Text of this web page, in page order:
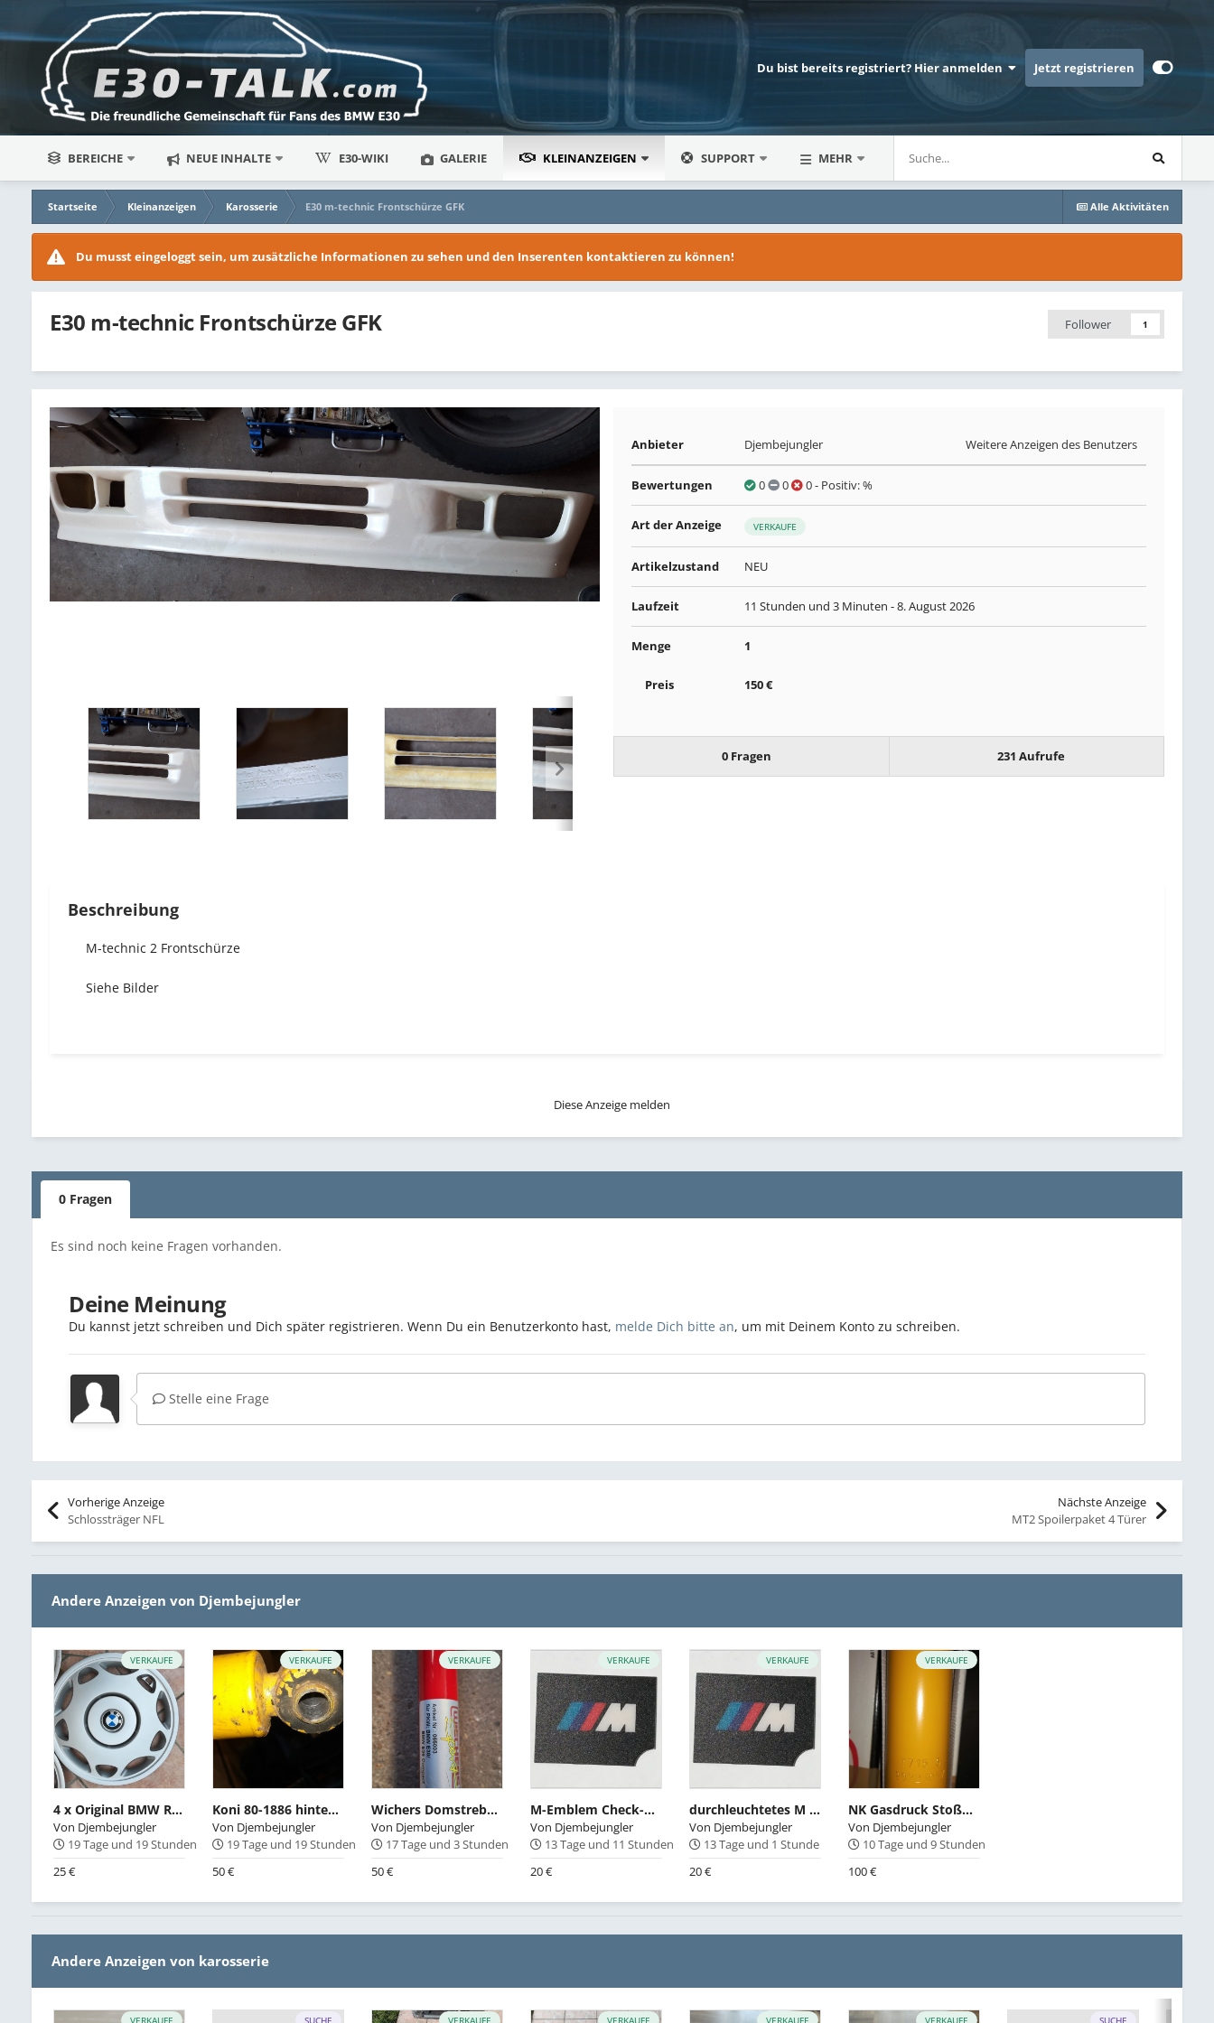
Du bist bereits registriert? Hier anmelden Jetzt registrieren
BEREICHE NEUE INHALTE E30-WIKI GALERIE KLEINANZEIGEN SUPPORT MEHR
Alle Aktivitäten
Startseite Kleinanzeigen Karosserie E30 m-technic Frontschürze GFK
Du musst eingeloggt sein, um zusätzliche Informationen zu sehen und den Inserenten kontaktieren zu können!
Follower 1
E30 m-technic Frontschürze GFK
Anbieter Djembejungler Weitere Anzeigen des Benutzers
Bewertungen 0 0 0- Positiv: %
Art der Anzeige VERKAUFE
Artikelzustand NEU
Laufzeit 11 Stunden und 3 Minuten -8. August 2026
Menge 1
Preis 150 €
0 Fragen 231 Aufrufe
Beschreibung
M-technic 2 Frontschürze
Siehe Bilder
Diese Anzeige melden
0 Fragen
Es sind noch keine Fragen vorhanden.
Deine Meinung
Du kannst jetzt schreiben und Dich später registrieren. Wenn Du ein Benutzerkonto hast, melde Dich bitte an, um mit Deinem Konto zu schreiben.
Stelle eine Frage
Vorherige Anzeige
Schlossträger NFL
Nächste Anzeige
MT2 Spoilerpaket 4 Türer
Andere Anzeigen von Djembejungler
VERKAUFE
4 x Original BMW Radkappen 15 Zoll
Von Djembejungler
19 Tage und 19 Stunden
25 €
VERKAUFE
Koni 80-1886 hinten für 02er 114/E10/E20 (1502, 1600-2, 1602, 1802, 2002)
Von Djembejungler
19 Tage und 19 Stunden
50 €
VERKAUFE
Wichers Domstrebe hinten
Von Djembejungler
17 Tage und 3 Stunden
50 €
VERKAUFE
M-Emblem Check-Control , Durchleuchtbar
Von Djembejungler
13 Tage und 11 Stunden
20 €
VERKAUFE
durchleuchtetes M Zeichen - Cockpit
Von Djembejungler
13 Tage und 1 Stunde
20 €
VERKAUFE
NK Gasdruck Stoßdämpfer für hinten
Von Djembejungler
10 Tage und 9 Stunden
100 €
Andere Anzeigen von karosserie
VERKAUFE SUCHE VERKAUFE VERKAUFE VERKAUFE VERKAUFE SUCHE